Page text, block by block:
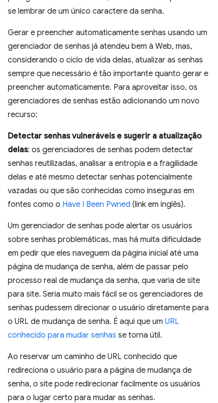
se lembrar de um único caractere da senha.
Gerar e preencher automaticamente senhas usando um
gerenciador de senhas já atendeu bem à Web, mas,
considerando o ciclo de vida delas, atualizar as senhas
sempre que necessário é tão importante quanto gerar e
preencher automaticamente. Para aproveitar isso, os
gerenciadores de senhas estão adicionando um novo
recurso:
Detectar senhas vulneráveis e sugerir a atualização
delas: os gerenciadores de senhas podem detectar
senhas reutilizadas, analisar a entropia e a fragilidade
delas e até mesmo detectar senhas potencialmente
vazadas ou que são conhecidas como inseguras em
fontes como o Have I Been Pwned (link em inglês).
Um gerenciador de senhas pode alertar os usuários
sobre senhas problemáticas, mas há muita dificuldade
em pedir que eles naveguem da página inicial até uma
página de mudança de senha, além de passar pelo
processo real de mudança da senha, que varia de site
para site. Seria muito mais fácil se os gerenciadores de
senhas pudessem direcionar o usuário diretamente para
o URL de mudança de senha. É aqui que um URL
conhecido para mudar senhas se torna útil.
Ao reservar um caminho de URL conhecido que
redireciona o usuário para a página de mudança de
senha, o site pode redirecionar facilmente os usuários
para o lugar certo para mudar as senhas.